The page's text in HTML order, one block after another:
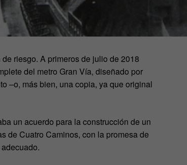
riesgo. A primeros de julio de 2018
del metro Gran Vía, diseñado por
–o, más bien, una copia, ya que original
un acuerdo para la construcción de un
de Cuatro Caminos, con la promesa de